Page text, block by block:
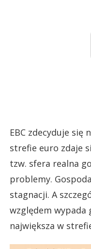
EBC zdecyduje
strefie euro zdaje
tzw. sfera realna
problemy.
stagnacji. A
względem wypada
największa w